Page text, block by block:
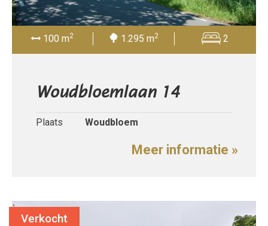
100 m2 1.295 m2 2
Woudbloemlaan 14
Plaats Woudbloem
Meer informatie »
Verkocht